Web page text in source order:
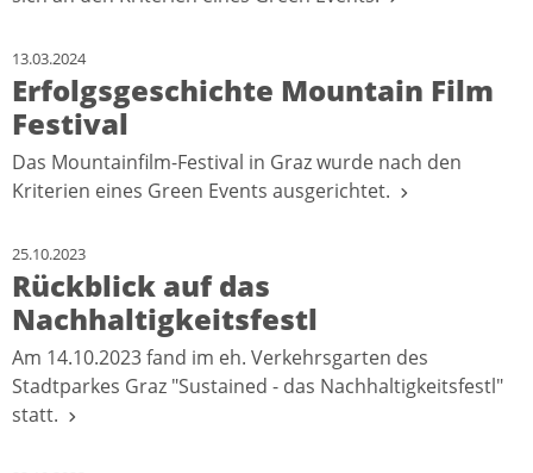
13.03.2024
Erfolgsgeschichte Mountain Film
Festival
Das Mountainfilm-Festival in Graz wurde nach den
Kriterien eines Green Events ausgerichtet.
25.10.2023
Rückblick auf das
Nachhaltigkeitsfestl
Am 14.10.2023 fand im eh. Verkehrsgarten des
Stadtparkes Graz "Sustained - das Nachhaltigkeitsfestl"
statt.